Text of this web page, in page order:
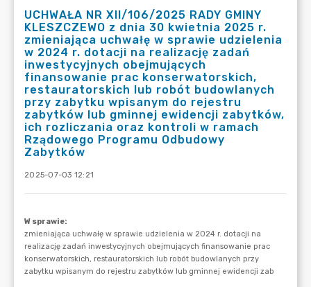
UCHWAŁA NR XII/106/2025 RADY GMINY
KLESZCZEWO z dnia 30 kwietnia 2025 r.
zmieniająca uchwałę w sprawie udzielenia
w 2024 r. dotacji na realizację zadań
inwestycyjnych obejmujących
finansowanie prac konserwatorskich,
restauratorskich lub robót budowlanych
przy zabytku wpisanym do rejestru
zabytków lub gminnej ewidencji zabytków,
ich rozliczania oraz kontroli w ramach
Rządowego Programu Odbudowy
Zabytków
2025-07-03 12:21